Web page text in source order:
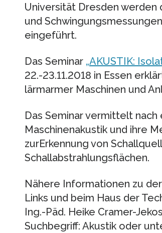
Universität Dresden werden
und
eingeführt.
Das Seminar „AKUSTIK:
22.-23.11.2018 in Essen
lärmarmer Maschinen und
Das Seminar vermittelt
Maschinenakustik und ihre
zurErkennung von
Schallabstrahlungsflächen.
Nähere Informationen zu
Links und beim Haus der
Ing.-Päd. Heike Cramer-
Suchbegriff: Akustik oder